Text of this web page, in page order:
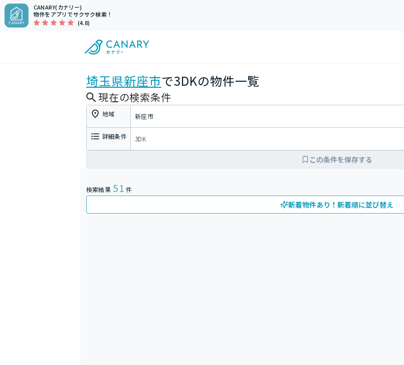
CANARY(カナリー)
物件をアプリでサクサク検索！
(4.8)
埼玉県新座市で3DKの物件一覧
現在の検索条件
地域 新座市
詳細条件 3DK
この条件を保存する
検索結果 51 件
新着物件あり！新着順に並び替え